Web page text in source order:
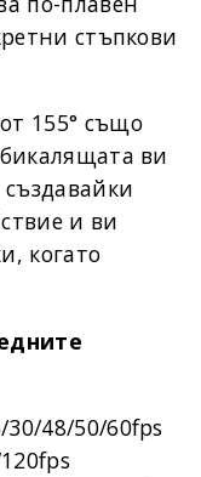
стъпкови
155° също
ви
и ви
когато
30/48/50/60fps